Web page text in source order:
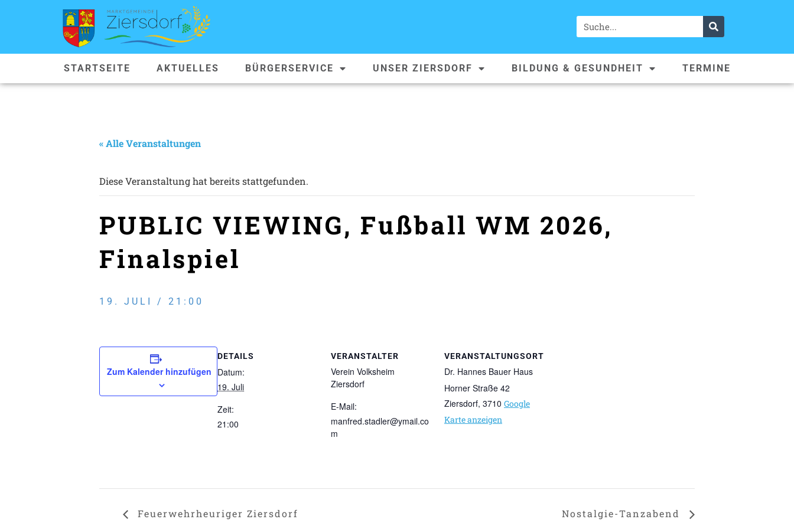
STARTSEITE AKTUELLES BÜRGERSERVICE UNSER ZIERSDORF BILDUNG & GESUNDHEIT TERMINE
« Alle Veranstaltungen
Diese Veranstaltung hat bereits stattgefunden.
PUBLIC VIEWING, Fußball WM 2026,
Finalspiel
19. JULI / 21:00
Zum Kalender hinzufügen
DETAILS
Datum:
19. Juli
Zeit:
21:00
VERANSTALTER
Verein Volksheim
Ziersdorf
E-Mail:
manfred.stadler@ymail.co
m
VERANSTALTUNGSORT
Dr. Hannes Bauer Haus
Horner Straße 42
Ziersdorf, 3710 Google
Karte anzeigen
Feuerwehrheuriger Ziersdorf Nostalgie-Tanzabend